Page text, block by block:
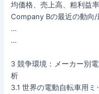
均価格、売上高、粗利益
Company Bの最近の動向/
…
…
3 競争環境：メーカー別
析
3.1 世界の電動自転車用